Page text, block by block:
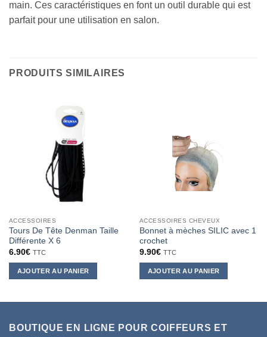
main. Ces caractéristiques en font un outil durable qui est
parfait pour une utilisation en salon.
PRODUITS SIMILAIRES
ACCESSOIRES
Tours De Tête Denman Taille
Différente X 6
6.90€ TTC
AJOUTER AU PANIER
ACCESSOIRES CHEVEUX
Bonnet à mèches SILIC avec 1
crochet
9.90€ TTC
AJOUTER AU PANIER
BOUTIQUE EN LIGNE POUR COIFFEURS ET